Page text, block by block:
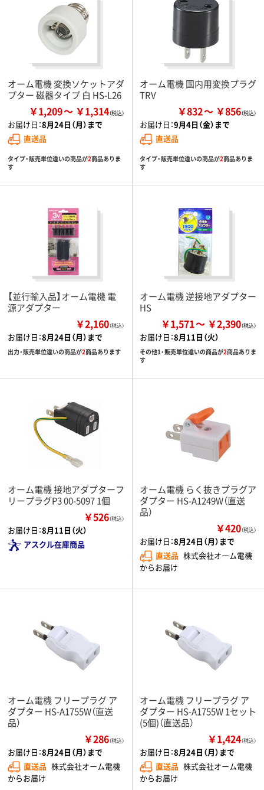
オーム電機 変換ソケットアダ
プター 磁器タイプ 白 HS-L26
￥1,209 ￥1,314
お届け日：8月24日（月）まで
直送品
タイプ・販売単位違いの商品が2商品ありま
す
オーム電機 国内用変換プラグ
TRV
￥832 ￥856
お届け日：9月4日（金）まで
直送品
タイプ・販売単位違いの商品が2商品ありま
す
【並行輸入品】オーム電機 電
源アダプター
￥2,160（税込）
お届け日：8月24日（月）まで
出力・販売単位違いの商品が2商品あります
オーム電機 逆接地アダプター
HS
￥1,571 ￥2,390
お届け日：8月11日（火）
その他1・販売単位違いの商品が2商品ありま
す
オーム電機 接地アダプターフ
リープラグP3 00-5097 1個
￥526（税込）
お届け日：8月11日（火）
アスクル在庫商品
オーム電機 らく抜きプラグア
ダプター HS-A1249W（直送
品）
￥420（税込）
お届け日：8月24日（月）まで
直送品 株式会社オーム電機
からお届け
オーム電機 フリープラグ ア
ダプター HS-A1755W（直送
品）
￥286（税込）
お届け日：8月24日（月）まで
直送品 株式会社オーム電機
からお届け
オーム電機 フリープラグ ア
ダプター HS-A1755W 1セット
(5個)（直送品）
￥1,424（税込）
お届け日：8月24日（月）まで
直送品 株式会社オーム電機
からお届け